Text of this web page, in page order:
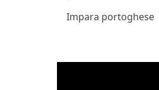
Impara portoghese